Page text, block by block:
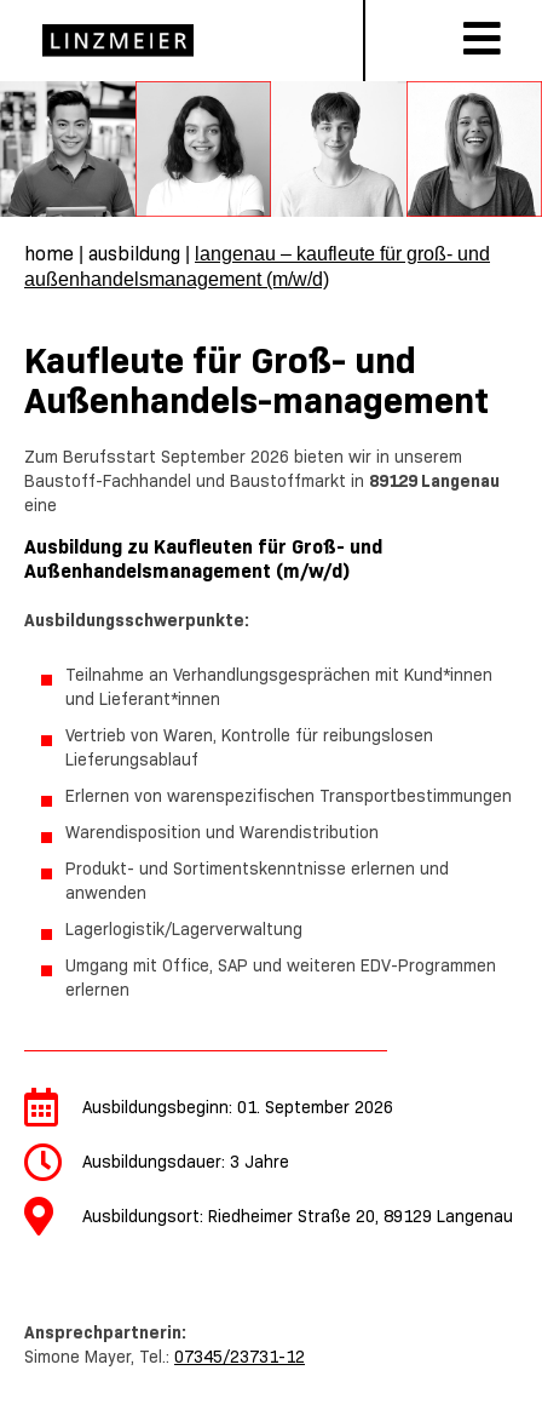
home ausbildung
langenau – kaufleute für groß- und
außenhandelsmanagement (m/w/d)
Kaufleute für Groß- und
Außenhandels-management
Zum Berufsstart September 2026 bieten wir in unserem
Baustoff-Fachhandel und Baustoffmarkt in 89129 Langenau
eine
Ausbildung zu Kaufleuten für Groß- und
Außenhandelsmanagement (m/w/d)
Ausbildungsschwerpunkte:
Teilnahme an Verhandlungsgesprächen mit Kund*innen
und Lieferant*innen
Vertrieb von Waren, Kontrolle für reibungslosen
Lieferungsablauf
Erlernen von warenspezifischen Transportbestimmungen
Warendisposition und Warendistribution
Produkt- und Sortimentskenntnisse erlernen und
anwenden
Lagerlogistik/Lagerverwaltung
Umgang mit Office, SAP und weiteren EDV-Programmen
erlernen
Ausbildungsbeginn: 01. September 2026
Ausbildungsdauer: 3 Jahre
Ausbildungsort: Riedheimer Straße 20, 89129 Langenau
Ansprechpartnerin:
Simone Mayer, Tel.: 07345/23731-12